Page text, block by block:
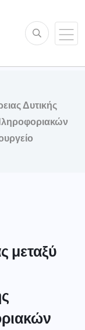
Δυτικής
μεταξύ